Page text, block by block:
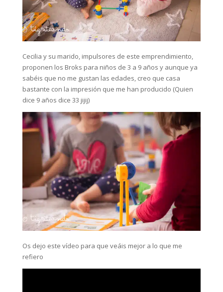
Cecilia y su marido, impulsores de este emprendimiento,
proponen los Broks para niños de 3 a 9 años y aunque ya
sabéis que no me gustan las edades, creo que casa
bastante con la impresión que me han producido (Quien
dice 9 años dice 33 jijij)
Os dejo este vídeo para que veáis mejor a lo que me
refiero